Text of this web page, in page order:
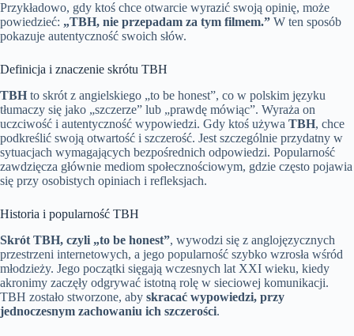
Przykładowo, gdy ktoś chce otwarcie wyrazić swoją opinię, może
powiedzieć: „TBH, nie przepadam za tym filmem.” W ten sposób
pokazuje autentyczność swoich słów.
Definicja i znaczenie skrótu TBH
TBH to skrót z angielskiego „to be honest”, co w polskim języku
tłumaczy się jako „szczerze” lub „prawdę mówiąc”. Wyraża on
uczciwość i autentyczność wypowiedzi. Gdy ktoś używa TBH, chce
podkreślić swoją otwartość i szczerość. Jest szczególnie przydatny w
sytuacjach wymagających bezpośrednich odpowiedzi. Popularność
zawdzięcza głównie mediom społecznościowym, gdzie często pojawia
się przy osobistych opiniach i refleksjach.
Historia i popularność TBH
Skrót TBH, czyli „to be honest”, wywodzi się z anglojęzycznych
przestrzeni internetowych, a jego popularność szybko wzrosła wśród
młodzieży. Jego początki sięgają wczesnych lat XXI wieku, kiedy
akronimy zaczęły odgrywać istotną rolę w sieciowej komunikacji.
TBH zostało stworzone, aby skracać wypowiedzi, przy
jednoczesnym zachowaniu ich szczerości.